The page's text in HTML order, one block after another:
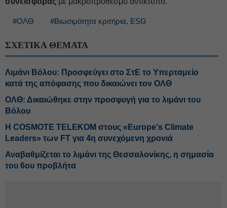
#ΟΛΘ #Βιωσιμότητα κριτήρια, ESG
ΣΧΕΤΙΚΑ ΘΕΜΑΤΑ
Λιμάνι Βόλου: Προσφεύγει στο ΣτΕ το Υπερταμείο
κατά της απόφασης που δικαιώνει τον ΟΛΘ
ΟΛΘ: Δικαιώθηκε στην προσφυγή για το λιμάνι του
Βόλου
Η COSMOTE TELEKOM στους «Europe's Climate
Leaders» των FT για 4η συνεχόμενη χρονιά
Αναβαθμίζεται το λιμάνι της Θεσσαλονίκης, η σημασία
του 6ου προβλήτα